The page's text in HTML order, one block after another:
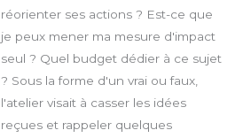
réorienter ses actions ? Est-ce que
je peux mener ma mesure d'impact
seul ? Quel budget dédier à ce sujet
? Sous la forme d'un vrai ou faux,
l'atelier visait à casser les idées
reçues et rappeler quelques